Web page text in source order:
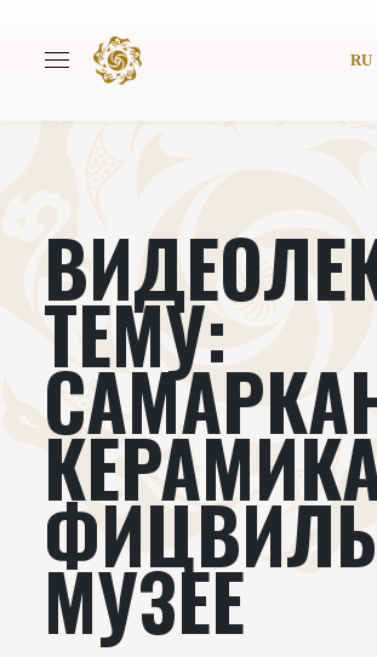
RU
Авторы Всемирное
Издательство
Проекты Подкасты
Книги
ТЕМУ:
МУЗЕЕ